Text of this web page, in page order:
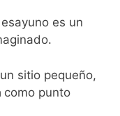
es un
sitio pequeño,
como punto